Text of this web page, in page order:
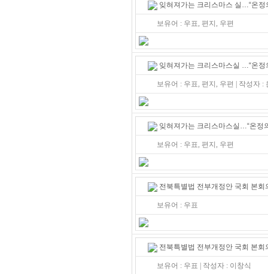
잊혀져가는 크리스마스 실…“온정
보유어 : 우표, 편지, 우편
잊혀져가는 크리스마스실 …“온정
보유어 : 우표, 편지, 우편 | 작성자
잊혀져가는 크리스마스실…“온정
보유어 : 우표, 편지, 우편
전북특별법 전부개정안 국회 본
보유어 : 우표
전북특별법 전부개정안 국회 본
보유어 : 우표 | 작성자 : 이창식